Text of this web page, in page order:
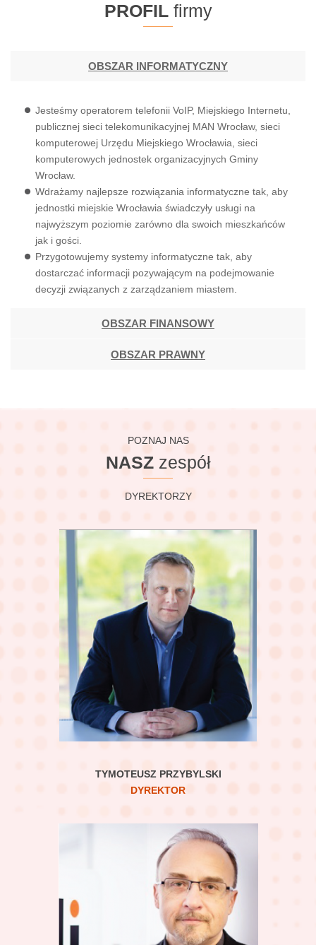
PROFIL firmy
OBSZAR INFORMATYCZNY
Jesteśmy operatorem telefonii VoIP, Miejskiego Internetu,
publicznej sieci telekomunikacyjnej MAN Wrocław, sieci
komputerowej Urzędu Miejskiego Wrocławia, sieci
komputerowych jednostek organizacyjnych Gminy
Wrocław.
Wdrażamy najlepsze rozwiązania informatyczne tak, aby
jednostki miejskie Wrocławia świadczyły usługi na
najwyższym poziomie zarówno dla swoich mieszkańców
jak i gości.
Przygotowujemy systemy informatyczne tak, aby
dostarczać informacji pozywającym na podejmowanie
decyzji związanych z zarządzaniem miastem.
OBSZAR FINANSOWY
OBSZAR PRAWNY
POZNAJ NAS
NASZ zespół
DYREKTORZY
TYMOTEUSZ PRZYBYLSKI
DYREKTOR